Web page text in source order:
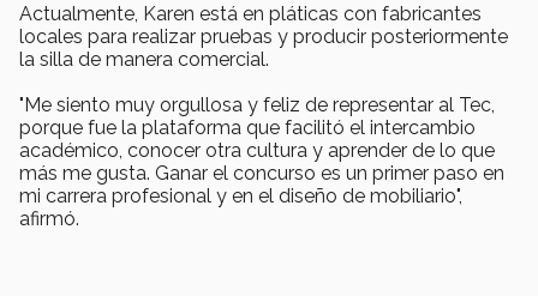
Actualmente, Karen está en pláticas con fabricantes
locales para realizar pruebas y producir posteriormente
la silla de manera comercial.
"Me siento muy orgullosa y feliz de representar al Tec,
porque fue la plataforma que facilitó el intercambio
académico, conocer otra cultura y aprender de lo que
más me gusta. Ganar el concurso es un primer paso en
mi carrera profesional y en el diseño de mobiliario",
afirmó.